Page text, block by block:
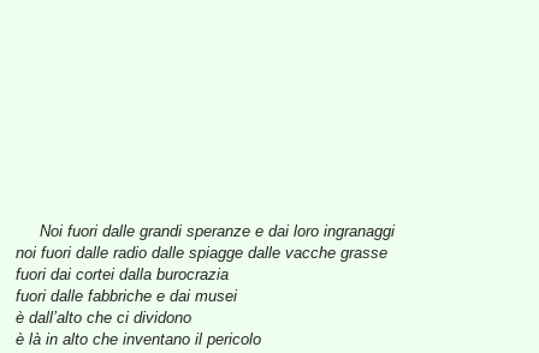
Noi fuori dalle grandi speranze e dai loro ingranaggi
noi fuori dalle radio dalle spiagge dalle vacche grasse
fuori dai cortei dalla burocrazia
fuori dalle fabbriche e dai musei
è dall’alto che ci dividono
è là in alto che inventano il pericolo